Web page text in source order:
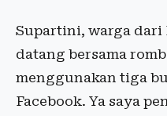
Supartini, warga
datang bersama
menggunakan tiga
Facebook. Ya saya